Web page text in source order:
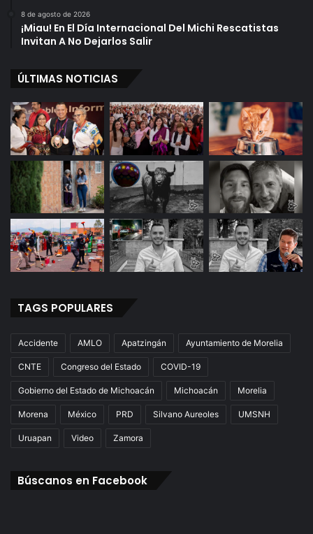
8 de agosto de 2026
¡Miau! En El Día Internacional Del Michi Rescatistas
Invitan A No Dejarlos Salir
ÚLTIMAS NOTICIAS
TAGS POPULARES
Accidente AMLO Apatzingán Ayuntamiento de Morelia
CNTE Congreso del Estado COVID-19
Gobierno del Estado de Michoacán Michoacán Morelia
Morena México PRD Silvano Aureoles UMSNH
Uruapan Video Zamora
Búscanos en Facebook